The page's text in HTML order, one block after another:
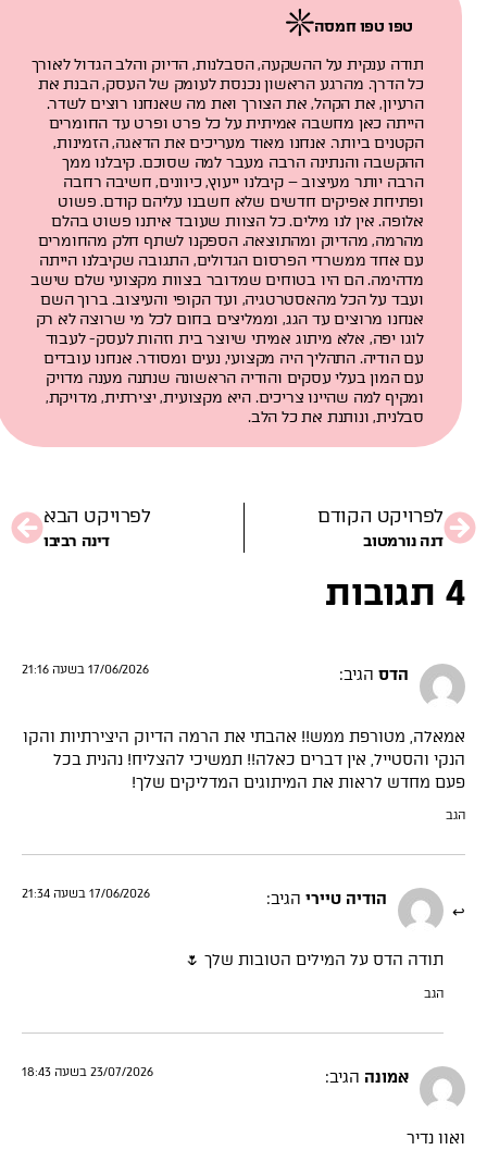
טפו טפו חמסה
תודה ענקית על ההשקעה, הסבלנות, הדיוק והלב הגדול לאורך
כל הדרך. מהרגע הראשון נכנסת לעומק של העסק, הבנת את
הרעיון, את הקהל, את הצורך ואת מה שאנחנו רוצים לשדר.
הייתה כאן מחשבה אמיתית על כל פרט ופרט עד החומרים
הקטנים ביותר. אנחנו מאוד מעריכים את הדאגה, הזמינות,
ההקשבה והנתינה הרבה מעבר למה שסוכם. קיבלנו ממך
הרבה יותר מעיצוב – קיבלנו ייעוץ, כיוונים, חשיבה רחבה
ופתיחת אפיקים חדשים שלא חשבנו עליהם קודם. פשוט
אלופה. אין לנו מילים. כל הצוות שעובד איתנו פשוט בהלם
מהרמה, מהדיוק ומהתוצאה. הספקנו לשתף חלק מהחומרים
עם אחד ממשרדי הפרסום הגדולים, התגובה שקיבלנו הייתה
מדהימה. הם היו בטוחים שמדובר בצוות מקצועי שלם שישב
ועבד על הכל מהאסטרטגיה, ועד הקופי והעיצוב. ברוך השם
אנחנו מרוצים עד הגג, וממליצים בחום לכל מי שרוצה לא רק
לוגו יפה, אלא מיתוג אמיתי שיוצר בית וזהות לעסק- לעבוד
עם הודיה. התהליך היה מקצועי, נעים ומסודר. אנחנו עובדים
עם המון בעלי עסקים והודיה הראשונה שנתנה מענה מדויק
ומקיף למה שהיינו צריכים. היא מקצועית, יצירתית, מדויקת,
סבלנית, ונותנת את כל הלב.
לפרויקט הקודם
דנה נורמטוב
לפרויקט הבא
דינה רביבו
4 תגובות
הדס הגיב: 17/06/2026 בשעה 21:16
אמאלה, מטורפת ממש!! אהבתי את הרמה הדיוק היצירתיות והקו
הנקי והסטייל, אין דברים כאלה!! תמשיכי להצליח! נהנית בכל
פעם מחדש לראות את המיתוגים המדליקים שלך!
הגב
הודיה טיירי הגיב: 17/06/2026 בשעה 21:34
תודה הדס על המילים הטובות שלך 🌷
הגב
אמונה הגיב: 23/07/2026 בשעה 18:43
ואוו נדיר